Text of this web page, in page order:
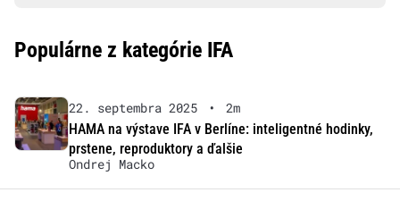
Populárne z kategórie IFA
22. septembra 2025 •
2m
HAMA na výstave IFA v Berlíne: inteligentné hodinky,
prstene, reproduktory a ďalšie
Ondrej Macko